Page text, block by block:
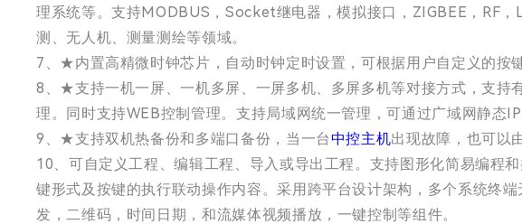
理系统等。支持MODBUS，Socket继电器，模拟接口，ZIGBEE，RF
测、无人机、测量测绘等领域。
7、★内置高精微时钟芯片，自动时钟定时设置，可根据用户自定义的按
8、★支持一机一屏、一机多屏、一屏多机、多屏多机等对接方式，支
理。同时支持WEB控制管理。支持局域网统一管理，可通过广域网静态
9、★支持双机热备份和多端口备份，当一台中控主机出现故障，也可以
10、可自定义工程、编辑工程、导入或导出工程。支持图形化简易编程
键形式及按键的执行联动操作内容。采用跨平台设计架构，多个系统终
发，二维码，时间日期，和流媒体视频播放，一键控制等组件。